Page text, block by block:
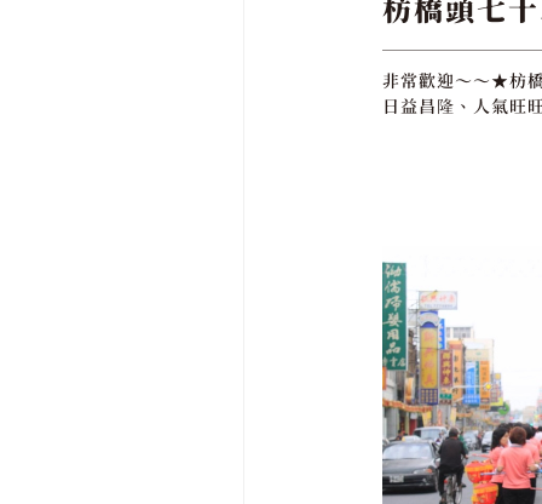
枋橋頭七
非常歡迎～～★枋
日益昌隆、人氣旺